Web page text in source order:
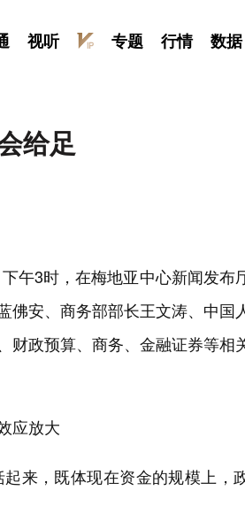
视听 专题 行情 数据
给足
午3时，在梅地亚中心新闻发布
佛安、商务部部长王文涛、中国
财政预算、商务、金融证券等相
应放大
来，既体现在资金的规模上，